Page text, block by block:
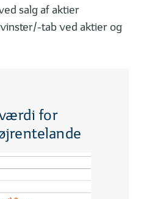
salg af aktier
tab ved aktier og
for